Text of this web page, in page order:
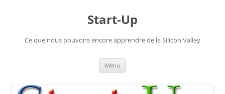
Start-Up
Ce que nous pouvons encore apprendre de la Silicon Valley
Menu